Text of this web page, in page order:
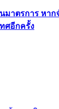
มาตรการ หาก
ศอีกครั้ง